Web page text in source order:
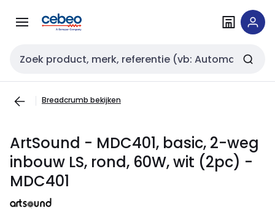
naar
naar
Zoekveld invoer
Breadcrumb bekijken
ArtSound - MDC401, basic, 2-weg
inbouw LS, rond, 60W, wit (2pc) -
MDC401